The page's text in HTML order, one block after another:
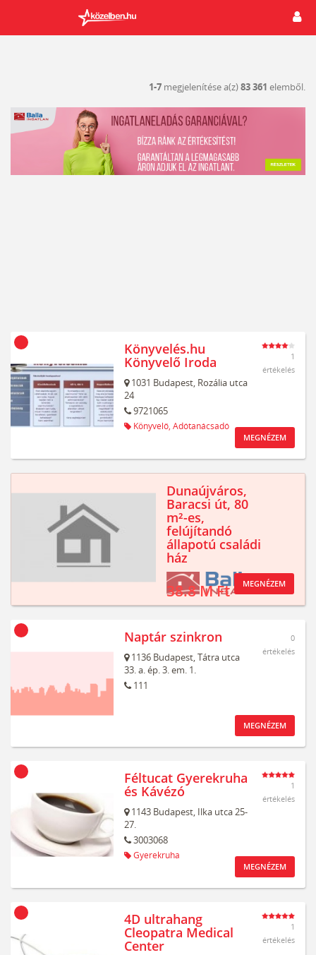
1-7 megjelenítése a(z)83 361 elemből.
Könyvelés.hu
Könyvelő Iroda
1031 Budapest, Rozália utca
24
9721065
Könyvelő, Adótanácsadó
1
értékelés
MEGNÉZEM
Dunaújváros,
Baracsi út, 80
m²-es,
felújítandó
állapotú családi
ház
38.8 M Ft MEGNÉZEM
Naptár szinkron
1136 Budapest,Tátra utca
33. a. ép. 3. em. 1.
111
0
értékelés
MEGNÉZEM
Féltucat Gyerekruha
és Kávézó
1143 Budapest, Ilka utca 25-
27.
3003068
Gyerekruha
1
értékelés
MEGNÉZEM
4D ultrahang
Cleopatra Medical
Center
1
értékelés